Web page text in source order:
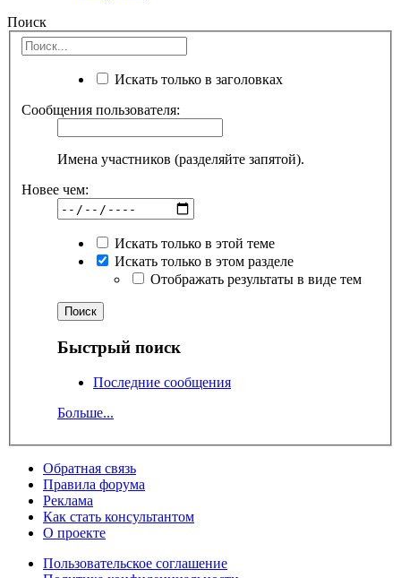
Поиск
Искать только в заголовках
Сообщения пользователя:
Имена участников (разделяйте запятой).
Новее чем:
Искать только в этой теме
Искать только в этом разделе
Отображать результаты в виде тем
Быстрый поиск
Последние сообщения
Больше...
Обратная связь
Правила форума
Реклама
Как стать консультантом
О проекте
Пользовательское соглашение